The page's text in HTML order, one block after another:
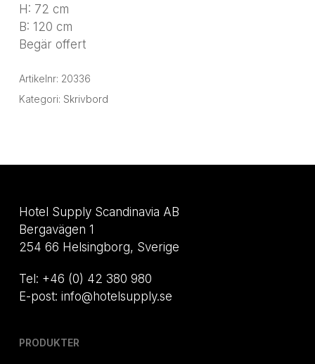
H: 72 cm
B: 120 cm
Begär offert
Artikelnr: 20336
Kategori: Skrivbord
Hotel Supply Scandinavia AB
Bergavägen 1
254 66 Helsingborg, Sverige
Tel: +46 (0) 42 380 980
E-post: info@hotelsupply.se
PRODUKTER